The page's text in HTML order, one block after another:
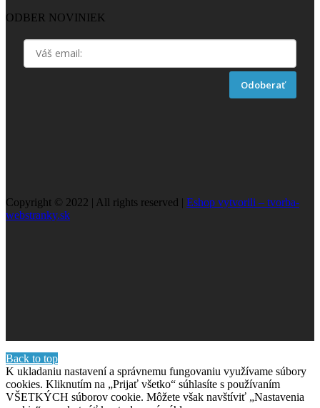
ODBER NOVINIEK
Odoberať
Copyright © 2022 | All rights reserved | Eshop vytvorili – tvorba-
webstranky.sk
Back to top
K ukladaniu nastavení a správnemu fungovaniu využívame súbory
cookies. Kliknutím na „Prijať všetko“ súhlasíte s používaním
VŠETKÝCH súborov cookie. Môžete však navštíviť „Nastavenia